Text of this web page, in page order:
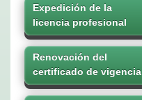
Expedición de la
licencia profesional
Renovación del
certificado de vigencia